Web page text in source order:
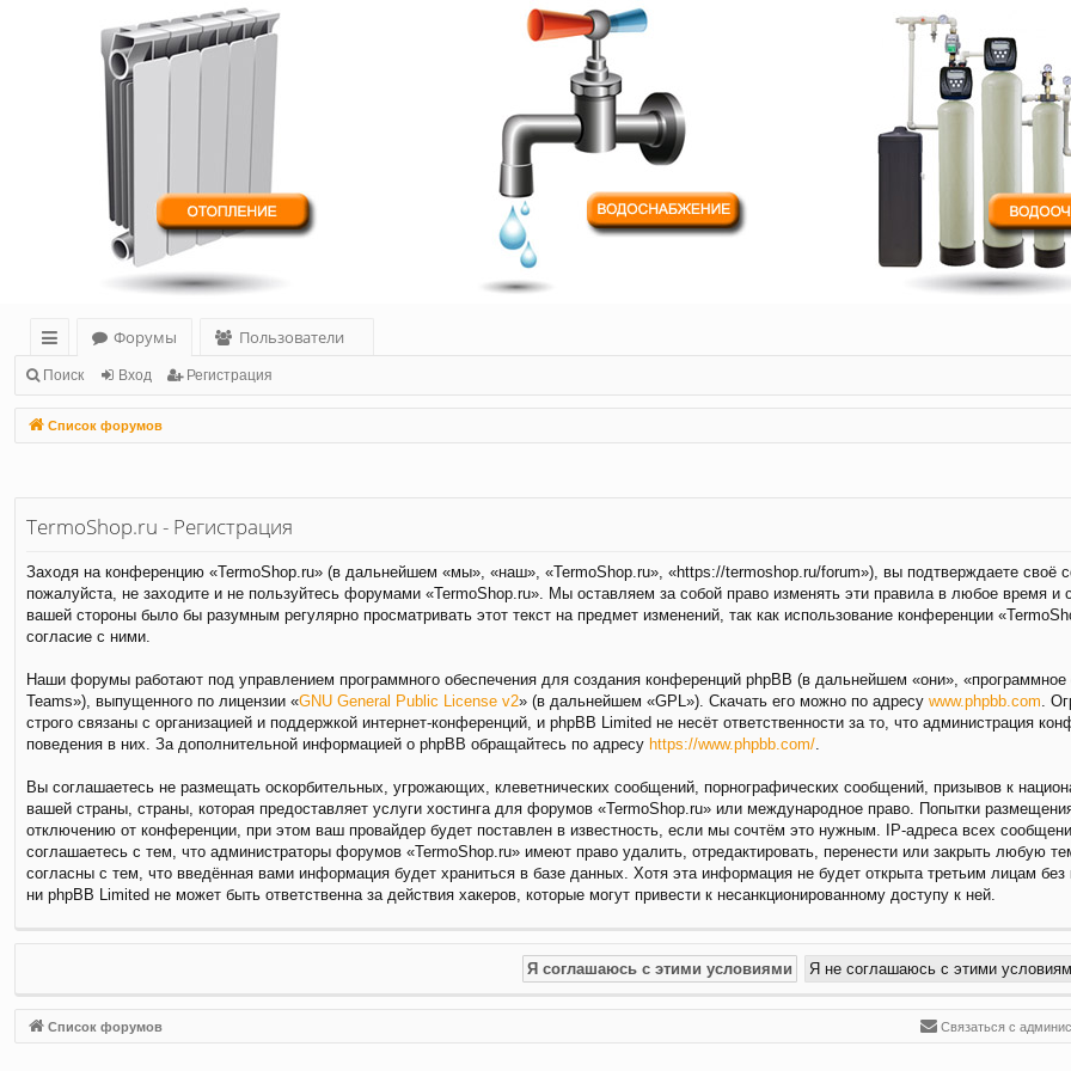
с
ы
лк
Форумы
Пользователи
Поиск Вход Регистрация
Список форумов
TermoShop.ru - Регистрация
Заходя на конференцию «TermoShop.ru» (в дальнейшем «мы», «наш», «TermoShop.ru», «https://termoshop.ru/forum»), вы подтверждаете
пожалуйста, не заходите и не пользуйтесь форумами «TermoShop.ru». Мы оставляем за собой право изменять эти правила в любое время
вашей стороны было бы разумным регулярно просматривать этот текст на предмет изменений, так как использование конференции
согласие с ними.
Наши форумы работают под управлением программного обеспечения для создания конференций phpBB (в дальнейшем «они»,
Teams»), выпущенного по лицензии «GNU General Public License v2» (в дальнейшем «GPL»). Скачать его можно по адресу www.phpbb.com.
строго связаны с организацией и поддержкой интернет-конференций, и phpBB Limited не несёт ответственности за то, что администрация
поведения в них. За дополнительной информацией о phpBB обращайтесь по адресу https://www.phpbb.com/.
Вы соглашаетесь не размещать оскорбительных, угрожающих, клеветнических сообщений, порнографических сообщений, призывов к
вашей страны, страны, которая предоставляет услуги хостинга для форумов «TermoShop.ru» или международное право. Попытки
отключению от конференции, при этом ваш провайдер будет поставлен в известность, если мы сочтём это нужным. IP-адреса всех
соглашаетесь с тем, что администраторы форумов «TermoShop.ru» имеют право удалить, отредактировать, перенести или закрыть любую
согласны с тем, что введённая вами информация будет храниться в базе данных. Хотя эта информация не будет открыта третьим лицам
ни phpBB Limited не может быть ответственна за действия хакеров, которые могут привести к несанкционированному доступу к ней.
Список форумов Связаться с